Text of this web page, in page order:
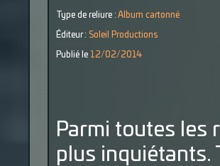
Type de reliure : Album cartonné
Éditeur : Soleil Productions
Publié le 12/02/2014
Parmi toutes les
plus inquiétants.